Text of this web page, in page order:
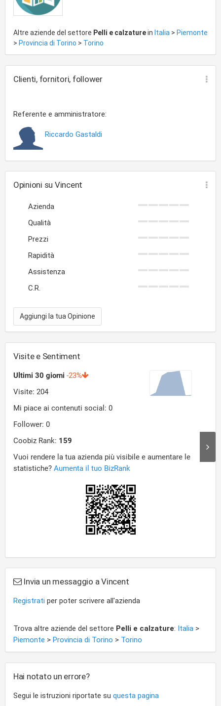
loro bambini. Se volete ricevere una consulenza seria, in un
ambiente allegro e con un'ampia scelta di modelli, Vincent è il
Altre aziende del settore Pelli e calzaturein Italia > Piemonte
> Provincia di Torino > Torino
Clienti, fornitori, follower
Referente e amministratore:
Riccardo Gastaldi
Opinioni su Vincent
Azienda
Qualità
Prezzi
Rapidità
Assistenza
C.R.
Aggiungi la tua Opinione
Visite e Sentiment
Invia un messaggio a Vincent
Registrati per poter scrivere all'azienda
Trova altre aziende del settore Pelli e calzature: Italia >
Piemonte > Provincia di Torino > Torino
Hai notato un errore?
Segui le istruzioni riportate su questa pagina